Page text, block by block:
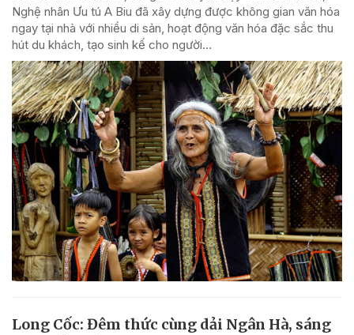
Nghệ nhân Ưu tú A Biu đã xây dựng được không gian văn hóa
ngay tại nhà với nhiều di sản, hoạt động văn hóa đặc sắc thu
hút du khách, tạo sinh kế cho người...
Long Cốc: Đêm thức cùng dải Ngân Hà, sáng